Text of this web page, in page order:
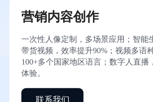
营销内容创作
一次性人像定制，多场景应用；智能
带货视频，效率提升90%；视频多语
100+多个国家地区语言；数字人直播
体验。
联系我们